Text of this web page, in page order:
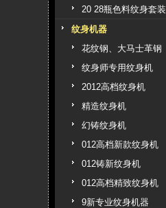
20 28瓶色料纹身套装
纹身机器
花纹钢、大马士革钢
纹身师专用纹身机
2012高档纹身机
精造纹身机
幻铸纹身机
012高档新款纹身机
012铸新纹身机
012高档精致纹身机
9新专业纹身机器